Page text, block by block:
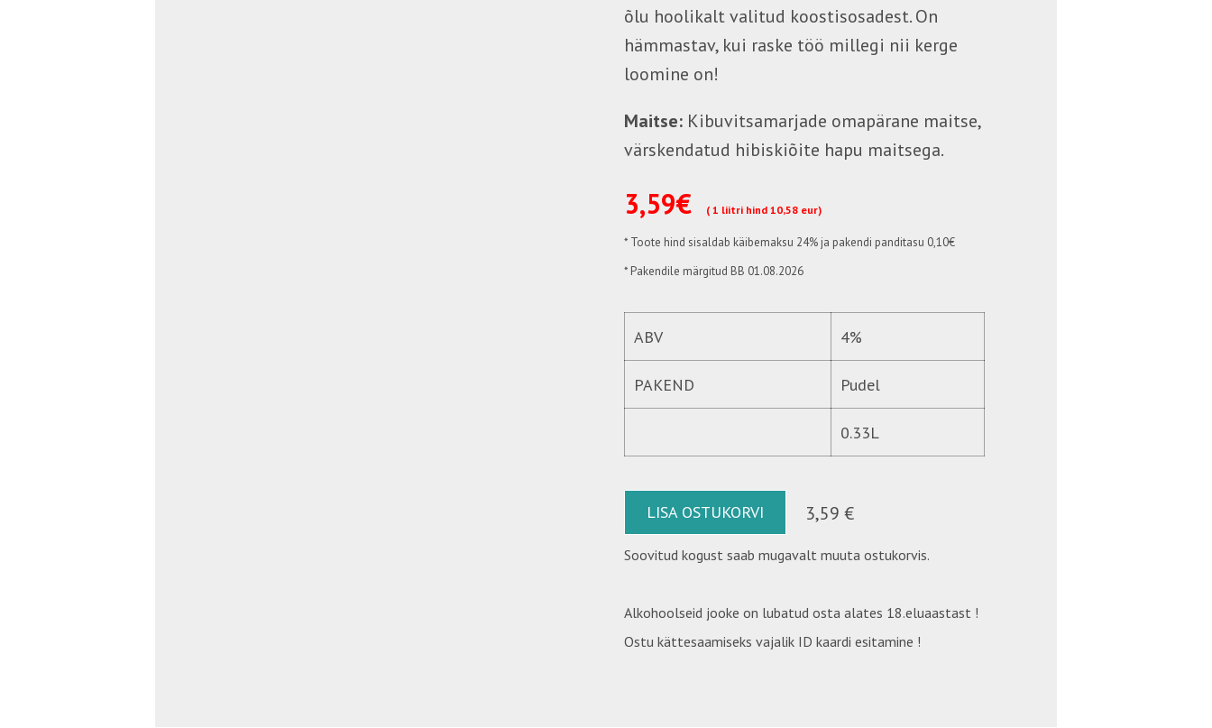
õlu hoolikalt valitud koostisosadest. On
hämmastav, kui raske töö millegi nii kerge
loomine on!
Maitse: Kibuvitsamarjade omapärane maitse,
värskendatud hibiskiõite hapu maitsega.
3,59€ ( 1 liitri hind 10,58 eur)
* Toote hind sisaldab käibemaksu 24% ja pakendi panditasu 0,10€
* Pakendile märgitud BB 01.08.2026
ABV 4%
PAKEND Pudel
0.33L
LISA OSTUKORVI 3,59 €
Soovitud kogust saab mugavalt muuta ostukorvis.
Alkohoolseid jooke on lubatud osta alates 18.eluaastast !
Ostu kättesaamiseks vajalik ID kaardi esitamine !